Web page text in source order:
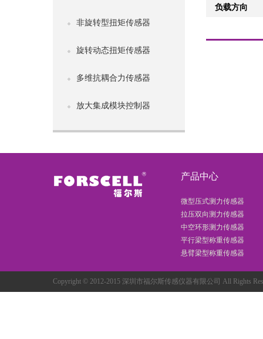
非旋转型扭矩传感器
旋转动态扭矩传感器
多维抗耦合力传感器
放大集成模块控制器
负载方向
产品中心
微型压式测力传感器
拉压双向测力传感器
中空环形测力传感器
平行梁型称重传感器
悬臂梁型称重传感器
Copyright © 2012-2015 深圳市福尔斯传感仪器有限公司 All Rights